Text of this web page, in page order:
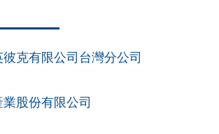
克有限公司台灣分公司
股份有限公司